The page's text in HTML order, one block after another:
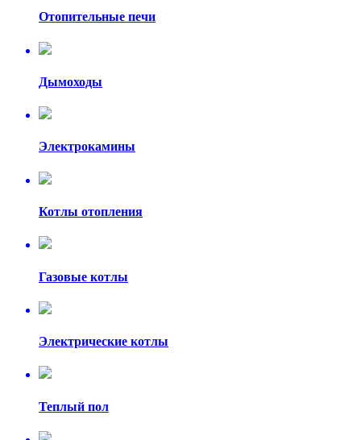
Отопительные печи
Дымоходы
Электрокамины
Котлы отопления
Газовые котлы
Электрические котлы
Теплый пол